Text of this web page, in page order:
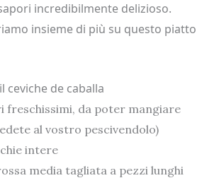
incredibilmente delizioso.
insieme di più su questo piatto
de caballa
freschissimi, da poter mangiare
al vostro pescivendolo)
intere
media tagliata a pezzi lunghi